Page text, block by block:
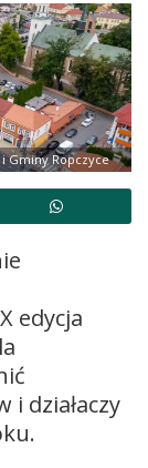
Gminy Ropczyce
edycja
działaczy